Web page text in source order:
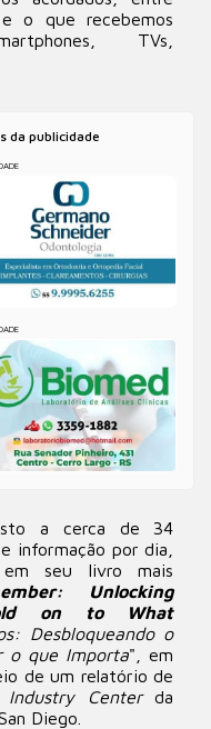
o que recebemos
TVs,
da publicidade
a cerca de 34
informação por dia,
em seu livro mais
Unlocking
on to What
Desbloqueando o
o que Importa", em
de um relatório de
Industry Centerda
Diego.